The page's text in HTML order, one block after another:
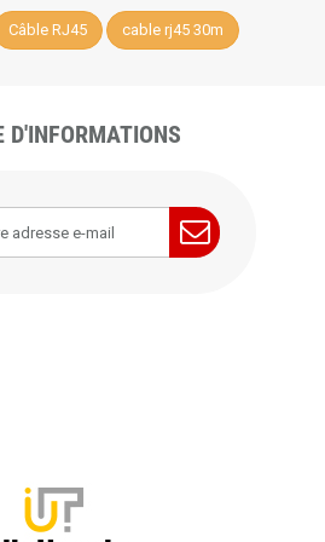
Câble RJ45 cable rj45 30m
D'INFORMATIONS